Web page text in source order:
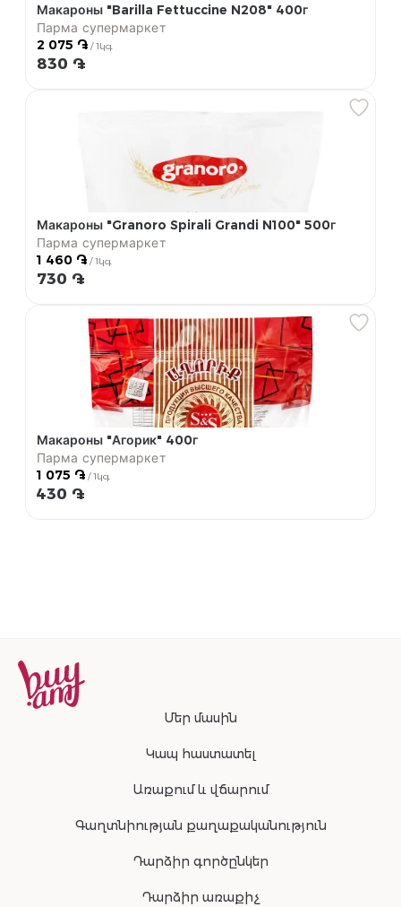
Макароны "Barilla Fettuccine N208" 400г
Парма супермаркет
2 075 ֏ / 1կգ
830 ֏
Макароны "Granoro Spirali Grandi N100" 500г
Парма супермаркет
1 460 ֏ / 1կգ
730 ֏
Макароны "Агорик" 400г
Парма супермаркет
1 075 ֏ / 1կգ
430 ֏
Մեր մասին
Կապ հաստատել
Առաքում և վճարում
Գաղտնիության քաղաքականություն
Դարձիր գործընկեր
Դարձիր առաքիչ